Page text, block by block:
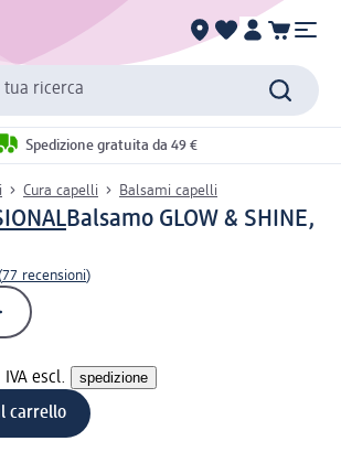
tua ricerca
Spedizione gratuita da 49 €
Cura capelli Balsami capelli
Balsamo GLOW & SHINE,
77 recensioni)
escl. spedizione
carrello